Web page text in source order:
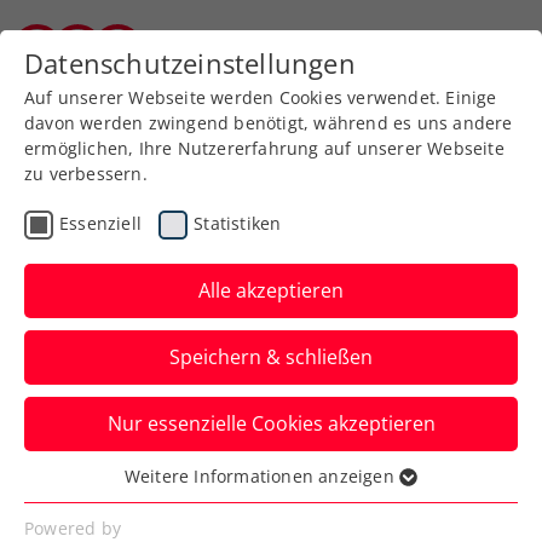
Zurück zur Newsübersicht
Turniere
Riesenerfolg in Mexico
City: Weinhandl mit 1.
WM-Titel Nummer 1 der
Welt 50+
Der burgenländische Top-Seniorenspieler
erlebt in der mexikanischen Metropole
„unvergessliche Tage“.
Datenschutzeinstellungen
Auf unserer Webseite werden Cookies verwendet. Einige
davon werden zwingend benötigt, während es uns andere
ermöglichen, Ihre Nutzererfahrung auf unserer Webseite
zu verbessern.
Essenziell Statistiken
Alle akzeptieren
Speichern & schließen
Nur essenzielle Cookies akzeptieren
Essenziell
Essenzielle Cookies werden für grundlegende
Weitere Informationen anzeigen
Powered by